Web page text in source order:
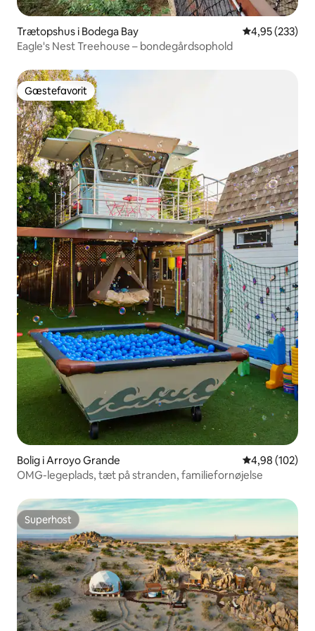
Trætopshus i Bodega Bay 4,95 ud af 5 i
4,95 (233)
Eagle's Nest Treehouse – bondegårdsophold
Gæstefavorit
Gæstefavorit
Bolig i Arroyo Grande 4,98 ud af 5 i
4,98 (102)
OMG-legeplads, tæt på stranden, familiefornøjelse
Superhost
Superhost